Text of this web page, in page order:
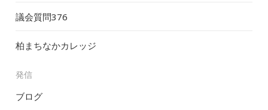
議会質問376
柏まちなかカレッジ
発信
ブログ